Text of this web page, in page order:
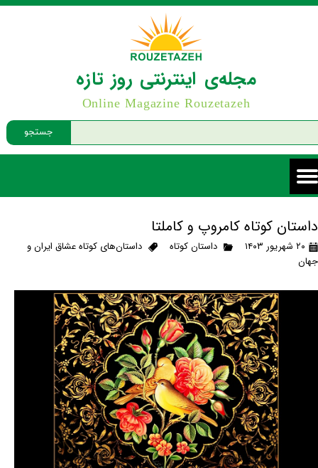
جستجو
مجله‌ی اینترنتی روز تازه
Online Magazine Rouzetazeh
داستان کوتاه کامروپ و کاملتا
۲۰ شهریور ۱۴۰۳ داستان کوتاه
داستان‌های کوتاه عشاق ایران و
جهان